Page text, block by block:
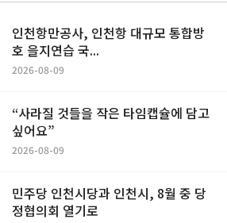
인천항만공사, 인천항 대규모 통합방
호 을지연습 국...
2026-08-09
“사라질 것들을 작은 타임캡슐에 담고
싶어요”
2026-08-09
민주당 인천시당과 인천시, 8월 중 당
정협의회 열기로